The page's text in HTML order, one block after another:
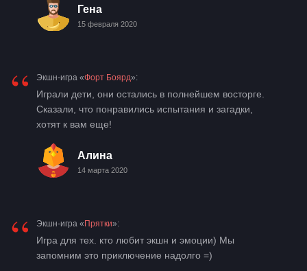
Гена
15 февраля 2020
“ Экшн-игра «Форт Боярд»:
Играли дети, они остались в полнейшем восторге.
Сказали, что понравились испытания и загадки,
хотят к вам еще!
Алина
14 марта 2020
“ Экшн-игра « Прятки»:
Игра для тех. кто любит экшн и эмоции) Мы
запомним это приключение надолго =)